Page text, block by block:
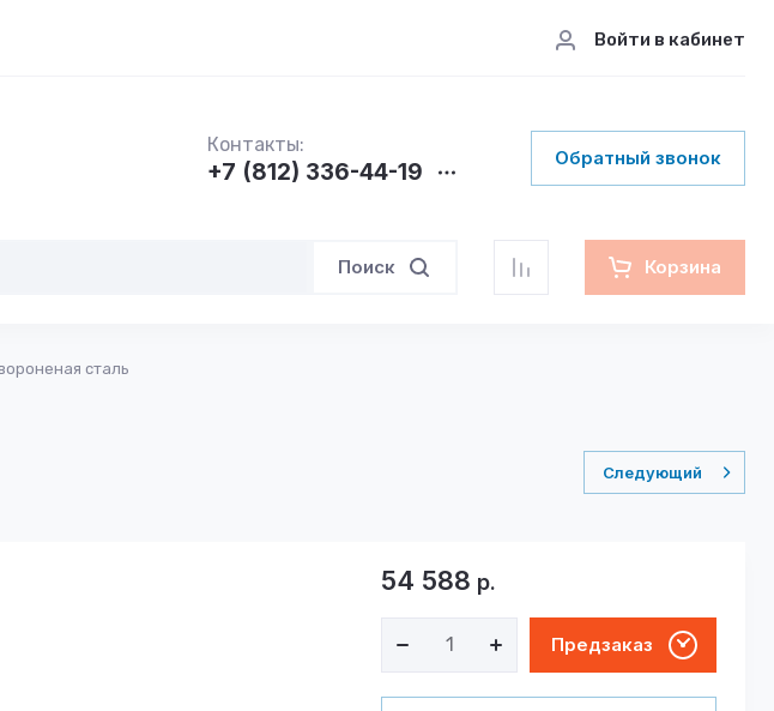
Войти в кабинет
Контакты:
+7 (812) 336-44-19
Обратный звонок
Поиск Корзина
сталь
Следующий
54 588 р.
Предзаказ